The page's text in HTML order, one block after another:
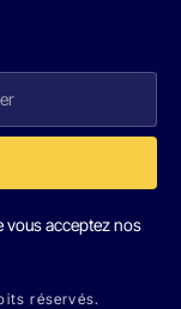
vous acceptez nos
réservés.